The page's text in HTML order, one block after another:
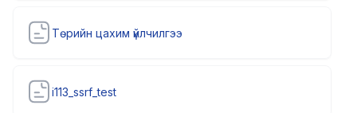
Төрийн цахим үйлчилгээ
i113_ssrf_test